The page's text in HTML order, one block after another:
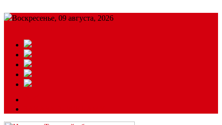
Воскресенье, 09 августа, 2026